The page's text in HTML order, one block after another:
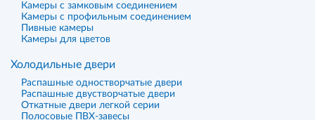
Камеры с замковым соединением
Камеры с профильным соединением
Пивные камеры
Камеры для цветов
Холодильные двери
Распашные одностворчатые двери
Распашные двустворчатые двери
Откатные двери легкой серии
Полосовые ПВХ-завесы